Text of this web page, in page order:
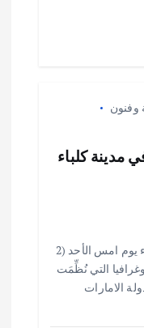
وفنون
مدينة كلباء
الشارقه / إحسان ناجي اختُتمت مساء يوم امس الأحد (2
التي نُظِّمَت
الامارات